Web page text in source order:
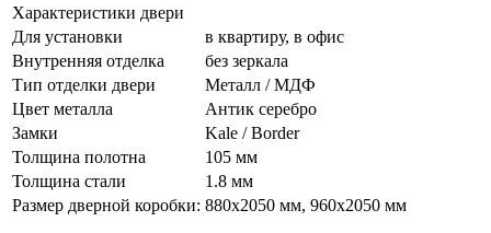
Характеристики двери
Для установки
в квартиру, в офис
Внутренняя отделка
без зеркала
Тип отделки двери
Металл / МДФ
Цвет металла
Антик серебро
Замки
Kale / Border
Толщина полотна
105 мм
Толщина стали
1.8 мм
Размер дверной коробки: 880х2050 мм, 960х2050 мм